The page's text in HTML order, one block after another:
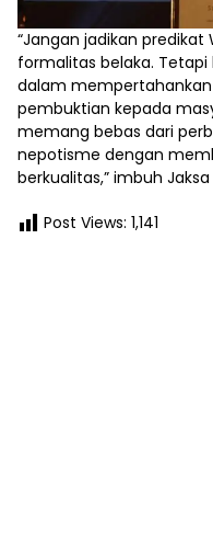
“Jangan jadikan predikat
formalitas belaka. Tetapi
dalam
pembuktian kepada
memang bebas dari
nepotisme dengan
berkualitas,” imbuh
Post Views: 1,141